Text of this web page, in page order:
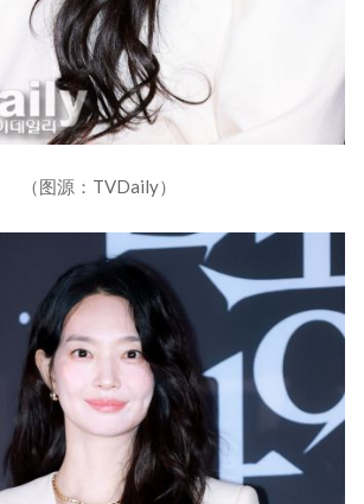
（图源：TVDaily）